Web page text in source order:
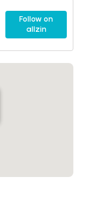
Follow on
allzin